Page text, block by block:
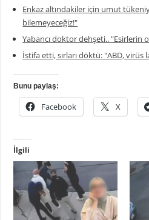
Enkaz altındakiler için umut
bilemeyeceğiz!"
Yabancı doktor dehşeti.. "Esirlerin
İstifa etti, sırları döktü: "ABD, virüs
Bunu paylaş:
Facebook X
İlgili